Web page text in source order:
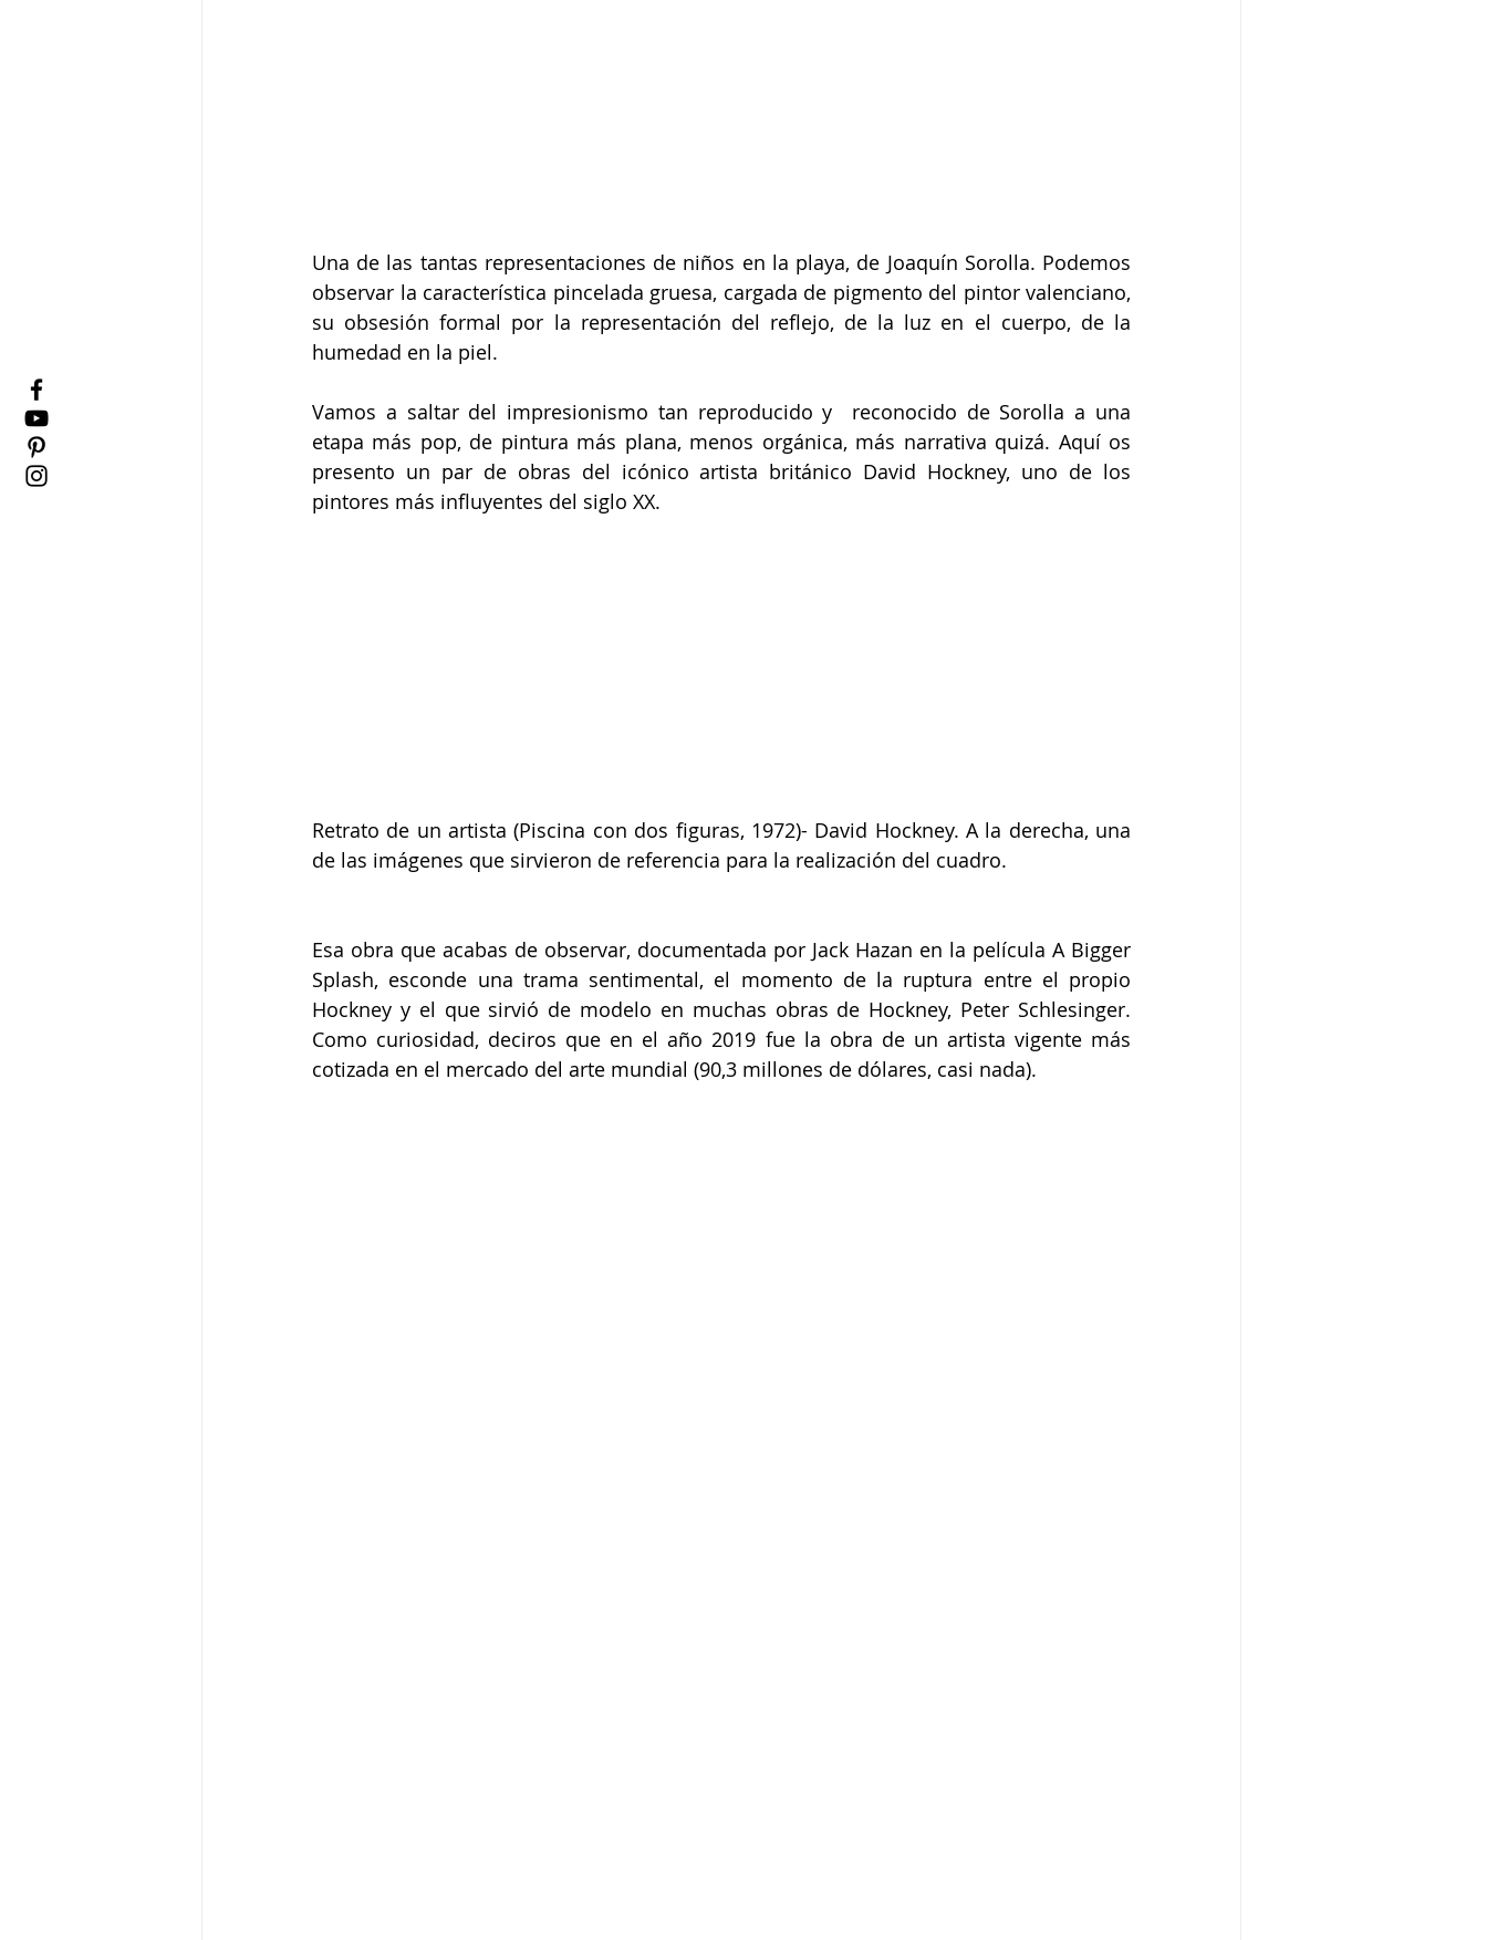
Una de las tantas representaciones de niños en la playa, de Joaquín Sorolla. Podemos
observar la característica pincelada gruesa, cargada de pigmento del pintor valenciano,
su obsesión formal por la representación del reflejo, de la luz en el cuerpo, de la
humedad en la piel.
Vamos a saltar del impresionismo tan reproducido y  reconocido de Sorolla a una
etapa más pop, de pintura más plana, menos orgánica, más narrativa quizá. Aquí os
presento un par de obras del icónico artista británico David Hockney, uno de los
pintores más influyentes del siglo XX.
Retrato de un artista (Piscina con dos figuras, 1972)- David Hockney. A la derecha, una
de las imágenes que sirvieron de referencia para la realización del cuadro.
Esa obra que acabas de observar, documentada por Jack Hazan en la película A Bigger
Splash, esconde una trama sentimental, el momento de la ruptura entre el propio
Hockney y el que sirvió de modelo en muchas obras de Hockney, Peter Schlesinger.
Como curiosidad, deciros que en el año 2019 fue la obra de un artista vigente más
cotizada en el mercado del arte mundial (90,3 millones de dólares, casi nada).